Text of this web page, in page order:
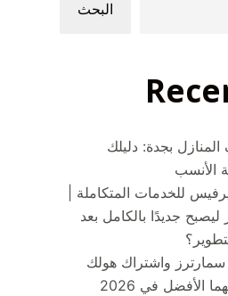
البحث
بجدة: دليلك
الأنسب
للخدمات المتكاملة |
ليصبح جديدًا بالكامل بعد
واشتراك هولك
الأفضل في 2026